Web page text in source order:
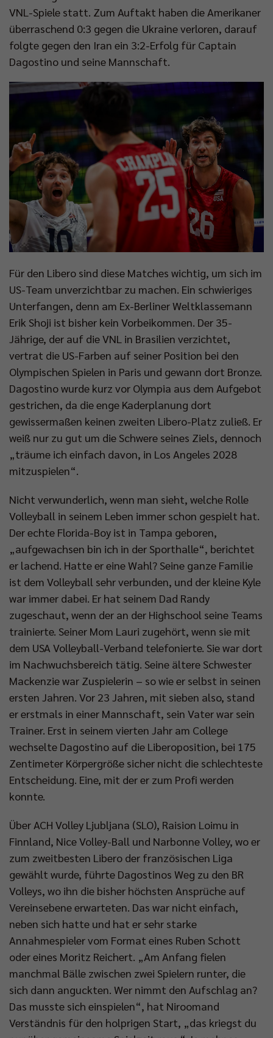
VNL-Spiele statt. Zum Auftakt haben die Amerikaner
überraschend 0:3 gegen die Ukraine verloren, darauf
folgte gegen den Iran ein 3:2-Erfolg für Captain
Dagostino und seine Mannschaft.
Für den Libero sind diese Matches wichtig, um sich im
US-Team unverzichtbar zu machen. Ein schwieriges
Unterfangen, denn am Ex-Berliner Weltklassemann
Erik Shoji ist bisher kein Vorbeikommen. Der 35-
Jährige, der auf die VNL in Brasilien verzichtet,
vertrat die US-Farben auf seiner Position bei den
Olympischen Spielen in Paris und gewann dort Bronze.
Dagostino wurde kurz vor Olympia aus dem Aufgebot
gestrichen, da die enge Kaderplanung dort
gewissermaßen keinen zweiten Libero-Platz zuließ. Er
weiß nur zu gut um die Schwere seines Ziels, dennoch
„träume ich einfach davon, in Los Angeles 2028
mitzuspielen“.
Nicht verwunderlich, wenn man sieht, welche Rolle
Volleyball in seinem Leben immer schon gespielt hat.
Der echte Florida-Boy ist in Tampa geboren,
„aufgewachsen bin ich in der Sporthalle“, berichtet
er lachend. Hatte er eine Wahl? Seine ganze Familie
ist dem Volleyball sehr verbunden, und der kleine Kyle
war immer dabei. Er hat seinem Dad Randy
zugeschaut, wenn der an der Highschool seine Teams
trainierte. Seiner Mom Lauri zugehört, wenn sie mit
dem USA Volleyball-Verband telefonierte. Sie war dort
im Nachwuchsbereich tätig. Seine ältere Schwester
Mackenzie war Zuspielerin – so wie er selbst in seinen
ersten Jahren. Vor 23 Jahren, mit sieben also, stand
er erstmals in einer Mannschaft, sein Vater war sein
Trainer. Erst in seinem vierten Jahr am College
wechselte Dagostino auf die Liberoposition, bei 175
Zentimeter Körpergröße sicher nicht die schlechteste
Entscheidung. Eine, mit der er zum Profi werden
konnte.
Über ACH Volley Ljubljana (SLO), Raision Loimu in
Finnland, Nice Volley-Ball und Narbonne Volley, wo er
zum zweitbesten Libero der französischen Liga
gewählt wurde, führte Dagostinos Weg zu den BR
Volleys, wo ihn die bisher höchsten Ansprüche auf
Vereinsebene erwarteten. Das war nicht einfach,
neben sich hatte und hat er sehr starke
Annahmespieler vom Format eines Ruben Schott
oder eines Moritz Reichert. „Am Anfang fielen
manchmal Bälle zwischen zwei Spielern runter, die
sich dann anguckten. Wer nimmt den Aufschlag an?
Das musste sich einspielen“, hat Niroomand
Verständnis für den holprigen Start, „das kriegst du